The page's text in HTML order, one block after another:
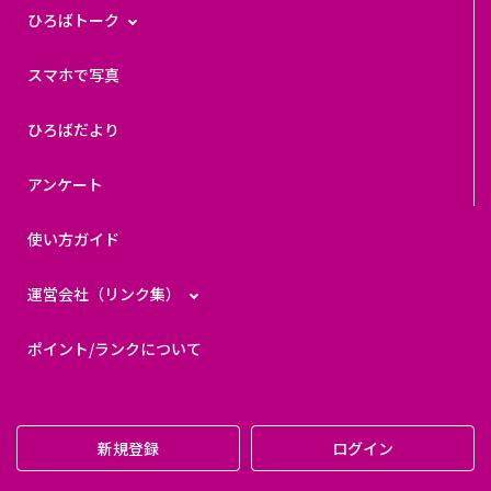
ひろばトーク
スマホで写真
ひろばだより
アンケート
使い方ガイド
運営会社（リンク集）
ポイント/ランクについて
新規登録 ログイン